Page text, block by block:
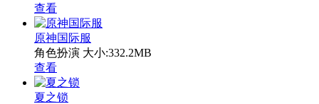
查看
原神国际服
角色扮演 大小:332.2MB
查看
夏之锁